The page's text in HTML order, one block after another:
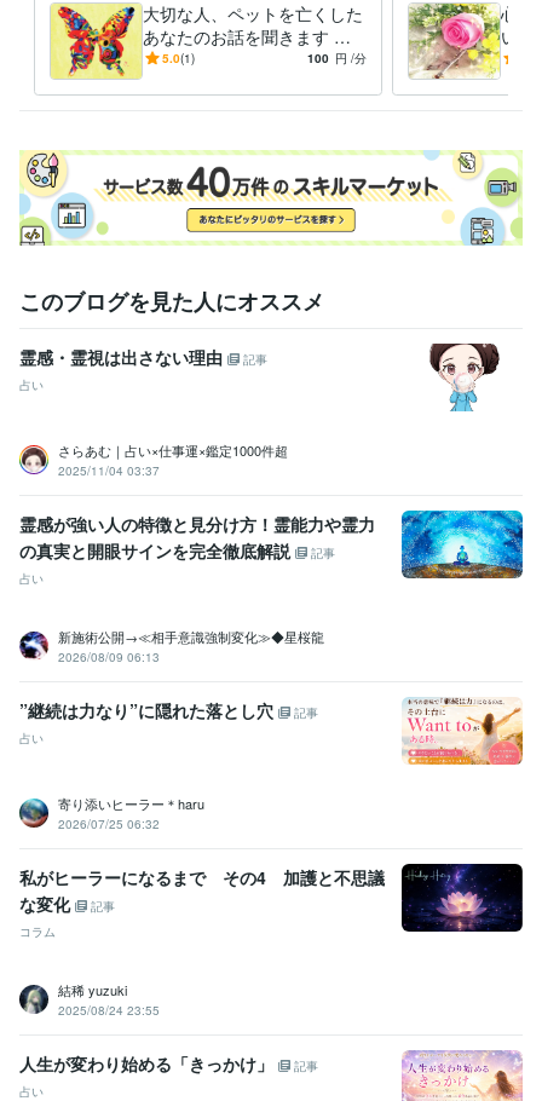
大切な人、ペットを亡くした
あなたのお話を聞きます 大
切な人、大切なペットちゃん
ださい
5.0(1) 100 円 /分
心を
い心
ルギ
このブログを見た人にオススメ
霊感・霊視は出さない理由
記事
占い
さらあむ｜占い×仕事運×鑑定1000件超
2025/11/04 03:37
霊感が強い人の特徴と見分け方！霊能力や霊力
の真実と開眼サインを完全徹底解説
記事
占い
新施術公開→≪相手意識強制変化≫◆星桜龍
2026/08/09 06:13
”継続は力なり”に隠れた落とし穴
記事
占い
寄り添いヒーラー＊haru
2026/07/25 06:32
私がヒーラーになるまで その4 加護と不思議
な変化
記事
コラム
結稀 yuzuki
2025/08/24 23:55
人生が変わり始める「きっかけ」
記事
占い